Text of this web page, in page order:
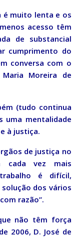
é muito lenta e os
acesso têm
de substancial
cumprimento do
conversa com o
Maria Moreira de
(tudo continua
uma mentalidade
à justiça.
de justiça no
cada vez mais
é difícil,
dos vários
razão”.
não têm força
2006, D. José de